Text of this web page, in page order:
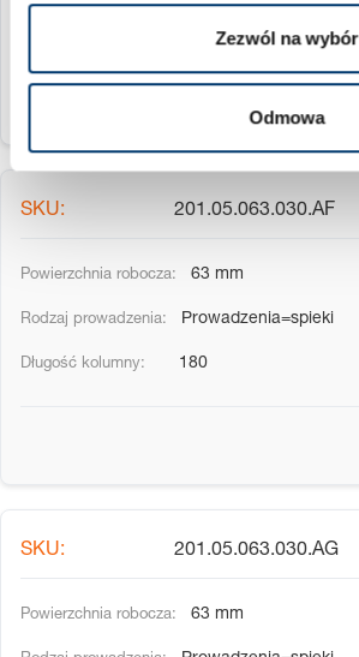
Zezwól na wybór
Odmowa
201.05.063.030.AF
63 mm
Prowadzenia=spieki
180
201.05.063.030.AG
63 mm